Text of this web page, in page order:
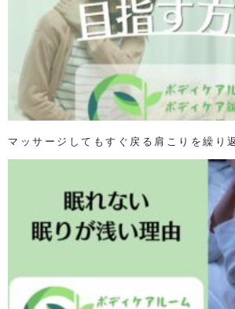
マッサージしてもすぐ戻る肩こりを繰り